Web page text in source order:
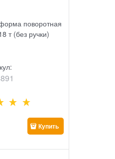
поворотная
т (без ручки)
Купить